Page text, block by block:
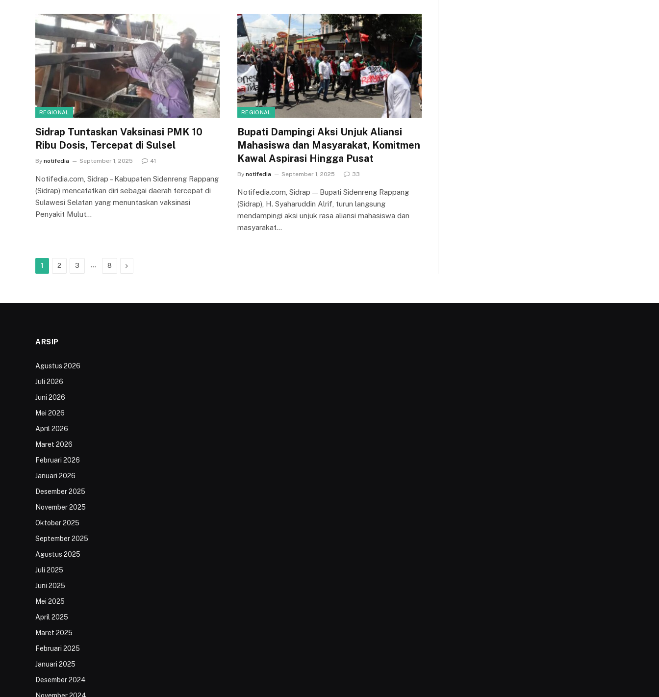
REGIONAL
Sidrap Tuntaskan Vaksinasi PMK 10
Ribu Dosis, Tercepat di Sulsel
By notifedia September 1, 2025 41
Notifedia.com, Sidrap – Kabupaten Sidenreng Rappang
(Sidrap) mencatatkan diri sebagai daerah tercepat di
Sulawesi Selatan yang menuntaskan vaksinasi
Penyakit Mulut…
REGIONAL
Bupati Dampingi Aksi Unjuk Aliansi
Mahasiswa dan Masyarakat, Komitmen
Kawal Aspirasi Hingga Pusat
By notifedia September 1, 2025 33
Notifedia.com, Sidrap — Bupati Sidenreng Rappang
(Sidrap), H. Syaharuddin Alrif, turun langsung
mendampingi aksi unjuk rasa aliansi mahasiswa dan
masyarakat…
1 2 3 … 8 Next
ARSIP
Agustus 2026
Juli 2026
Juni 2026
Mei 2026
April 2026
Maret 2026
Februari 2026
Januari 2026
Desember 2025
November 2025
Oktober 2025
September 2025
Agustus 2025
Juli 2025
Juni 2025
Mei 2025
April 2025
Maret 2025
Februari 2025
Januari 2025
Desember 2024
November 2024